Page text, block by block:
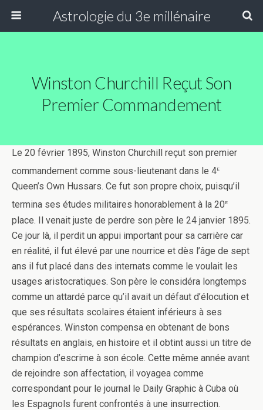
Astrologie du 3e millénaire
Winston Churchill Reçut Son
Premier Commandement
Le 20 février 1895, Winston Churchill reçut son premier
commandement comme sous-lieutenant dans le 4e
Queen’s Own Hussars. Ce fut son propre choix, puisqu’il
termina ses études militaires honorablement à la 20e
place. Il venait juste de perdre son père le 24 janvier 1895.
Ce jour là, il perdit un appui important pour sa carrière car
en réalité, il fut élevé par une nourrice et dès l’âge de sept
ans il fut placé dans des internats comme le voulait les
usages aristocratiques. Son père le considéra longtemps
comme un attardé parce qu’il avait un défaut d’élocution et
que ses résultats scolaires étaient inférieurs à ses
espérances. Winston compensa en obtenant de bons
résultats en anglais, en histoire et il obtint aussi un titre de
champion d’escrime à son école. Cette même année avant
de rejoindre son affectation, il voyagea comme
correspondant pour le journal le Daily Graphic à Cuba où
les Espagnols furent confrontés à une insurrection.